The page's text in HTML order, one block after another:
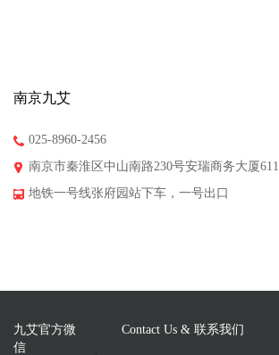
南京九艾
025-8960-2456
南京市秦淮区中山南路230号安瑞商务大厦611
地铁一号线张府园站下车，一号出口
九艾官方微
信
Contact Us & 联系我们